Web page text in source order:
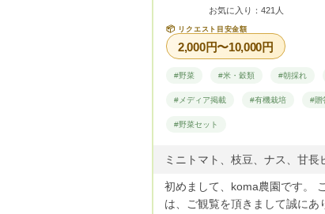
お気に入り：421人
📦 リクエスト目安金額
2,000円〜10,000円
#野菜 #米・穀類 #朝採れ
#メディア掲載 #有機栽培 #贈
#野菜セット
初めまして、koma農園です。
は、ご観覧を頂きまして誠にあ